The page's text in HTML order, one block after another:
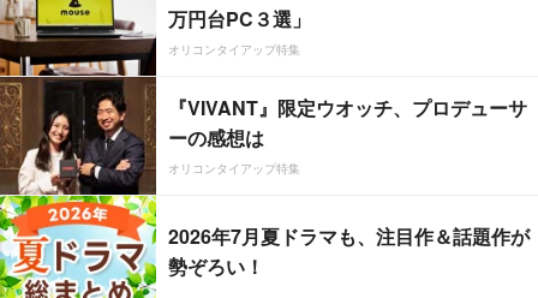
万円台PC３選」
オリコンタイアップ特集
『VIVANT』限定ウオッチ、プロデューサ
ーの感想は
オリコンタイアップ特集
2026年7月夏ドラマも、注目作＆話題作が
勢ぞろい！